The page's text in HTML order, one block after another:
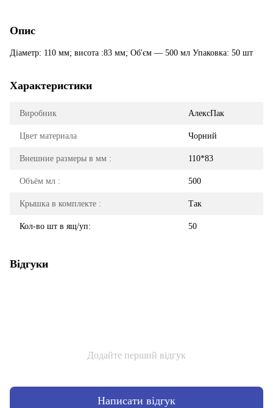
Опис
Діаметр: 110 мм; висота :83 мм; Об'єм — 500 мл Упаковка: 50 шт
Характеристики
Виробник АлексПак
Цвет материала Чорний
Внешние размеры в мм : 110*83
Объём мл : 500
Крышка в комплекте : Так
Кол-во шт в ящ/уп: 50
Відгуки
Додайте перший відгук
Написати відгук